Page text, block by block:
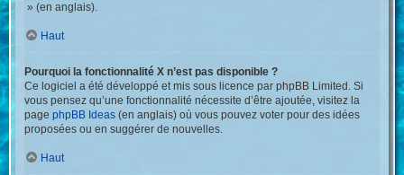
» (en anglais).
Haut
Pourquoi la fonctionnalité X n’est pas disponible ?
Ce logiciel a été développé et mis sous licence par phpBB Limited. Si
vous pensez qu’une fonctionnalité nécessite d’être ajoutée, visitez la
pagephpBB Ideas (en anglais) où vous pouvez voter pour des idées
proposées ou en suggérer de nouvelles.
Haut